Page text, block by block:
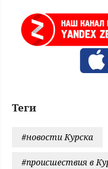
Теги
#новости Курска
#происшествия в